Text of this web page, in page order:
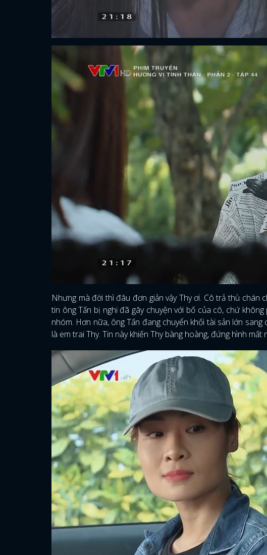
Nhưng mà đời thì đâu đơn giản vậy Thy ơi. Cô trả thù
tin ông Tấn bị nghi đã gây chuyện với bố của cô, chứ
nhóm. Hơn nữa, ông Tấn đang chuyển khối tài sản lớn
là em trai Thy. Tin này khiến Thy bàng hoàng, đứng hình mất